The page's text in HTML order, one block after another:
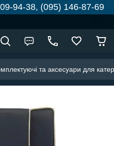
94-38, (095) 146-87-69
та аксесуари для